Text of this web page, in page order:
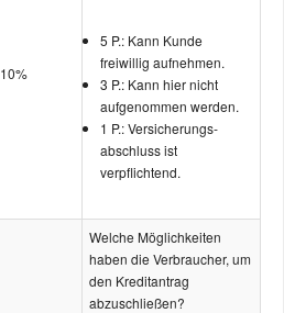
10%
5 P.: Kann Kunde
freiwillig aufnehmen.
3 P.: Kann hier nicht
aufgenommen werden.
1 P.: Versicherungs­­
abschluss ist
verpflichtend.
Welche Möglichkeiten
haben die Verbraucher, um
den Kreditantrag
abzuschließen?